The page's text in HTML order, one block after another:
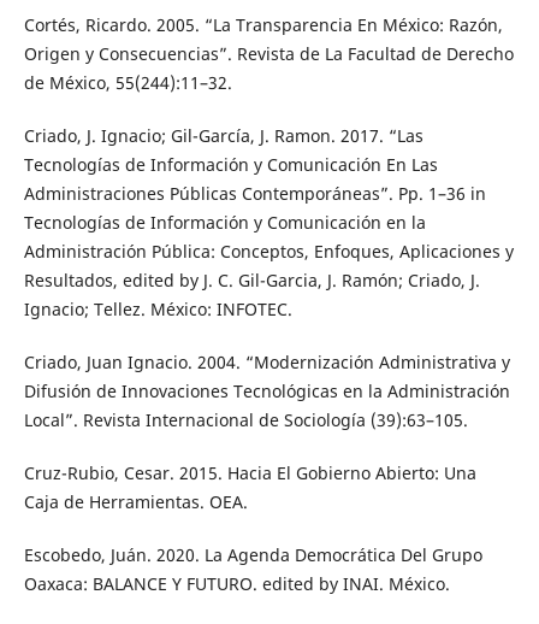
Cortés, Ricardo. 2005. “La Transparencia En México: Razón,
Origen y Consecuencias”. Revista de La Facultad de Derecho
de México, 55(244):11–32.
Criado, J. Ignacio; Gil-García, J. Ramon. 2017. “Las
Tecnologías de Información y Comunicación En Las
Administraciones Públicas Contemporáneas”. Pp. 1–36 in
Tecnologías de Información y Comunicación en la
Administración Pública: Conceptos, Enfoques, Aplicaciones y
Resultados, edited by J. C. Gil-Garcia, J. Ramón; Criado, J.
Ignacio; Tellez. México: INFOTEC.
Criado, Juan Ignacio. 2004. “Modernización Administrativa y
Difusión de Innovaciones Tecnológicas en la Administración
Local”. Revista Internacional de Sociología (39):63–105.
Cruz-Rubio, Cesar. 2015. Hacia El Gobierno Abierto: Una
Caja de Herramientas. OEA.
Escobedo, Juán. 2020. La Agenda Democrática Del Grupo
Oaxaca: BALANCE Y FUTURO. edited by INAI. México.